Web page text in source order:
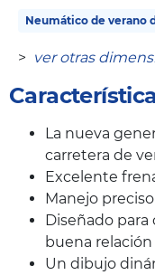
Neumático de verano
> ver otras
La nueva
carretera de
Excelente
Manejo
Diseñado para
buena
Un dibujo